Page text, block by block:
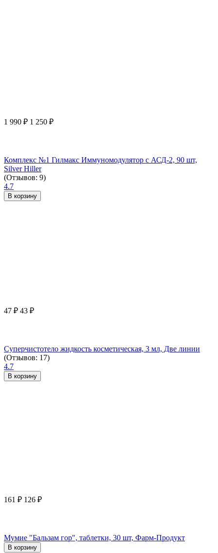
1 990 ₽ 1 250 ₽
Комплекс №1 Гилмакс Иммуномодулятор с АСД-2, 90 шт,
Silver Hiller
(Отзывов: 9)
4.7
В корзину
47 ₽ 43 ₽
Суперчистотело жидкость косметическая, 3 мл, Две линии
(Отзывов: 17)
4.7
В корзину
161 ₽ 126 ₽
Мумие "Бальзам гор", таблетки, 30 шт, Фарм-Продукт
В корзину